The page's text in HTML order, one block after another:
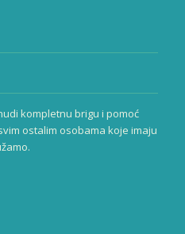
kompletnu brigu i pomoć
ostalim osobama koje imaju